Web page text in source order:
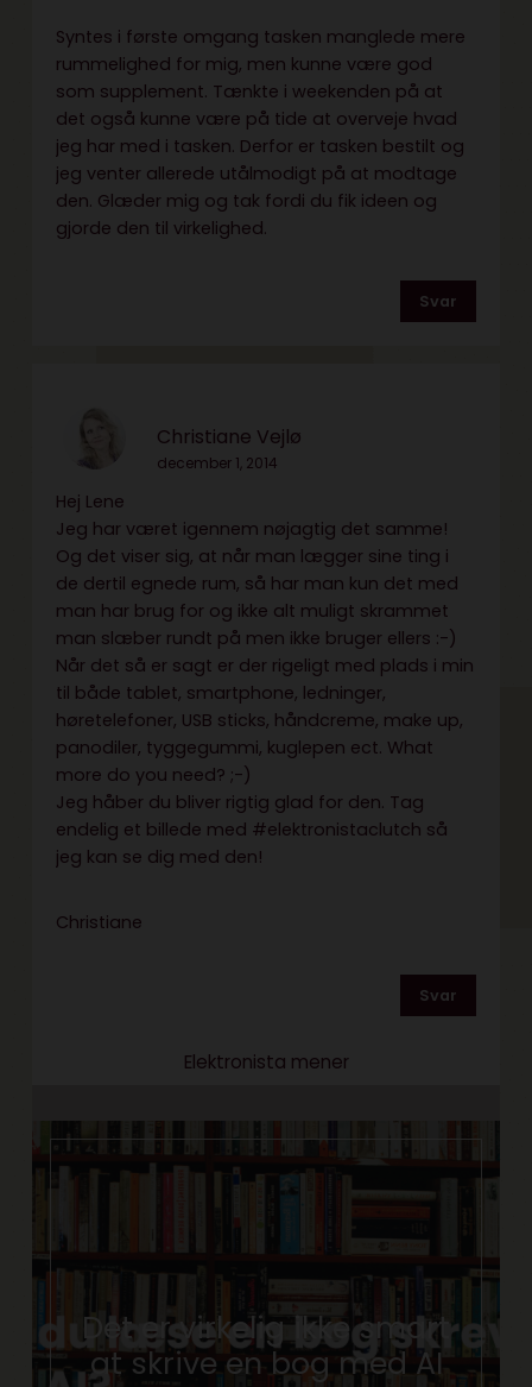
Syntes i første omgang tasken manglede mere
rummelighed for mig, men kunne være god
som supplement. Tænkte i weekenden på at
det også kunne være på tide at overveje hvad
jeg har med i tasken. Derfor er tasken bestilt og
jeg venter allerede utålmodigt på at modtage
den. Glæder mig og tak fordi du fik ideen og
gjorde den til virkelighed.
Svar
Christiane Vejlø
december 1, 2014
Hej Lene
Jeg har været igennem nøjagtig det samme!
Og det viser sig, at når man lægger sine ting i
de dertil egnede rum, så har man kun det med
man har brug for og ikke alt muligt skrammet
man slæber rundt på men ikke bruger ellers :-)
Når det så er sagt er der rigeligt med plads i min
til både tablet, smartphone, ledninger,
høretelefoner, USB sticks, håndcreme, make up,
panodiler, tyggegummi, kuglepen ect. What
more do you need? ;-)
Jeg håber du bliver rigtig glad for den. Tag
endelig et billede med #elektronistaclutch så
jeg kan se dig med den!
Christiane
Svar
Elektronista mener
Det er virkelig ikke smart
at skrive en bog med AI